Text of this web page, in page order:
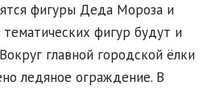
фигуры Деда Мороза и
фигур будут и
главной городской ёлки
ледяное ограждение. В